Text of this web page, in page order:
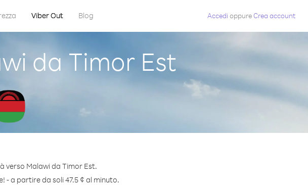
Viber Out Blog Accedi oppureCrea account
da Timor Est
verso Malawi da Timor Est.
- a partire da soli 47.5 ¢ al minuto.